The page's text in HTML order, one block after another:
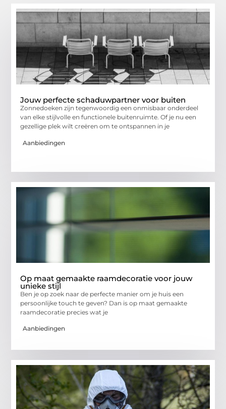
Jouw perfecte schaduwpartner voor buiten
Zonnedoeken zijn tegenwoordig een onmisbaar onderdeel
van elke stijlvolle en functionele buitenruimte. Of je nu een
gezellige plek wilt creëren om te ontspannen in je
Aanbiedingen
Op maat gemaakte raamdecoratie voor jouw
unieke stijl
Ben je op zoek naar de perfecte manier om je huis een
persoonlijke touch te geven? Dan is op maat gemaakte
raamdecoratie precies wat je
Aanbiedingen